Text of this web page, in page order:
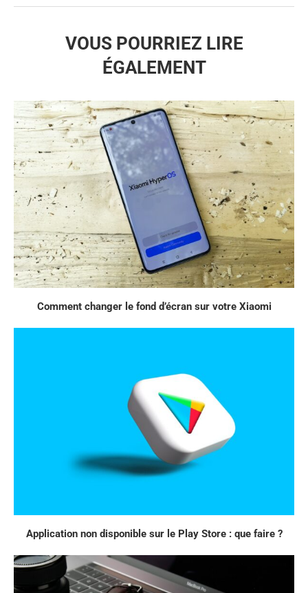
VOUS POURRIEZ LIRE
ÉGALEMENT
Comment changer le fond d’écran sur votre Xiaomi
Application non disponible sur le Play Store : que faire ?